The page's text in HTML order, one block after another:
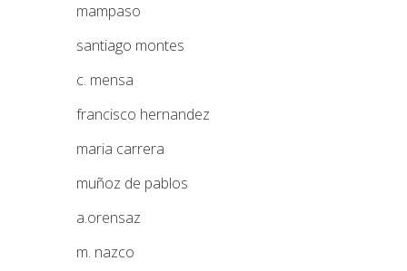
mampaso
santiago montes
c. mensa
francisco hernandez
maria carrera
muñoz de pablos
a.orensaz
m. nazco